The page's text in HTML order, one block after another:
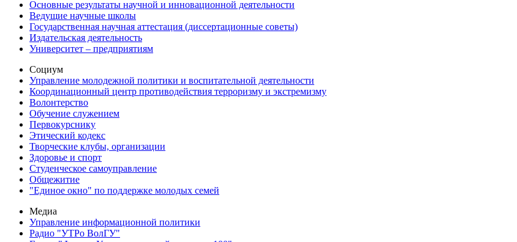
Основные результаты научной и инновационной деятельности
Ведущие научные школы
Государственная научная аттестация (диссертационные советы)
Издательская деятельность
Университет – предприятиям
Социум
Управление молодежной политики и воспитательной деятельности
Координационный центр противодействия терроризму и экстремизму
Волонтерство
Обучение служением
Первокурснику
Этический кодекс
Творческие клубы, организации
Здоровье и спорт
Студенческое самоуправление
Общежитие
"Единое окно" по поддержке молодых семей
Медиа
Управление информационной политики
Радио "УТРо ВолГУ"